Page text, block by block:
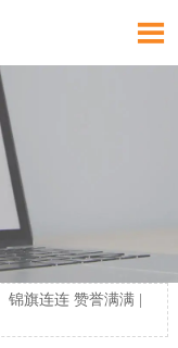

锦旗连连 赞誉满满 |